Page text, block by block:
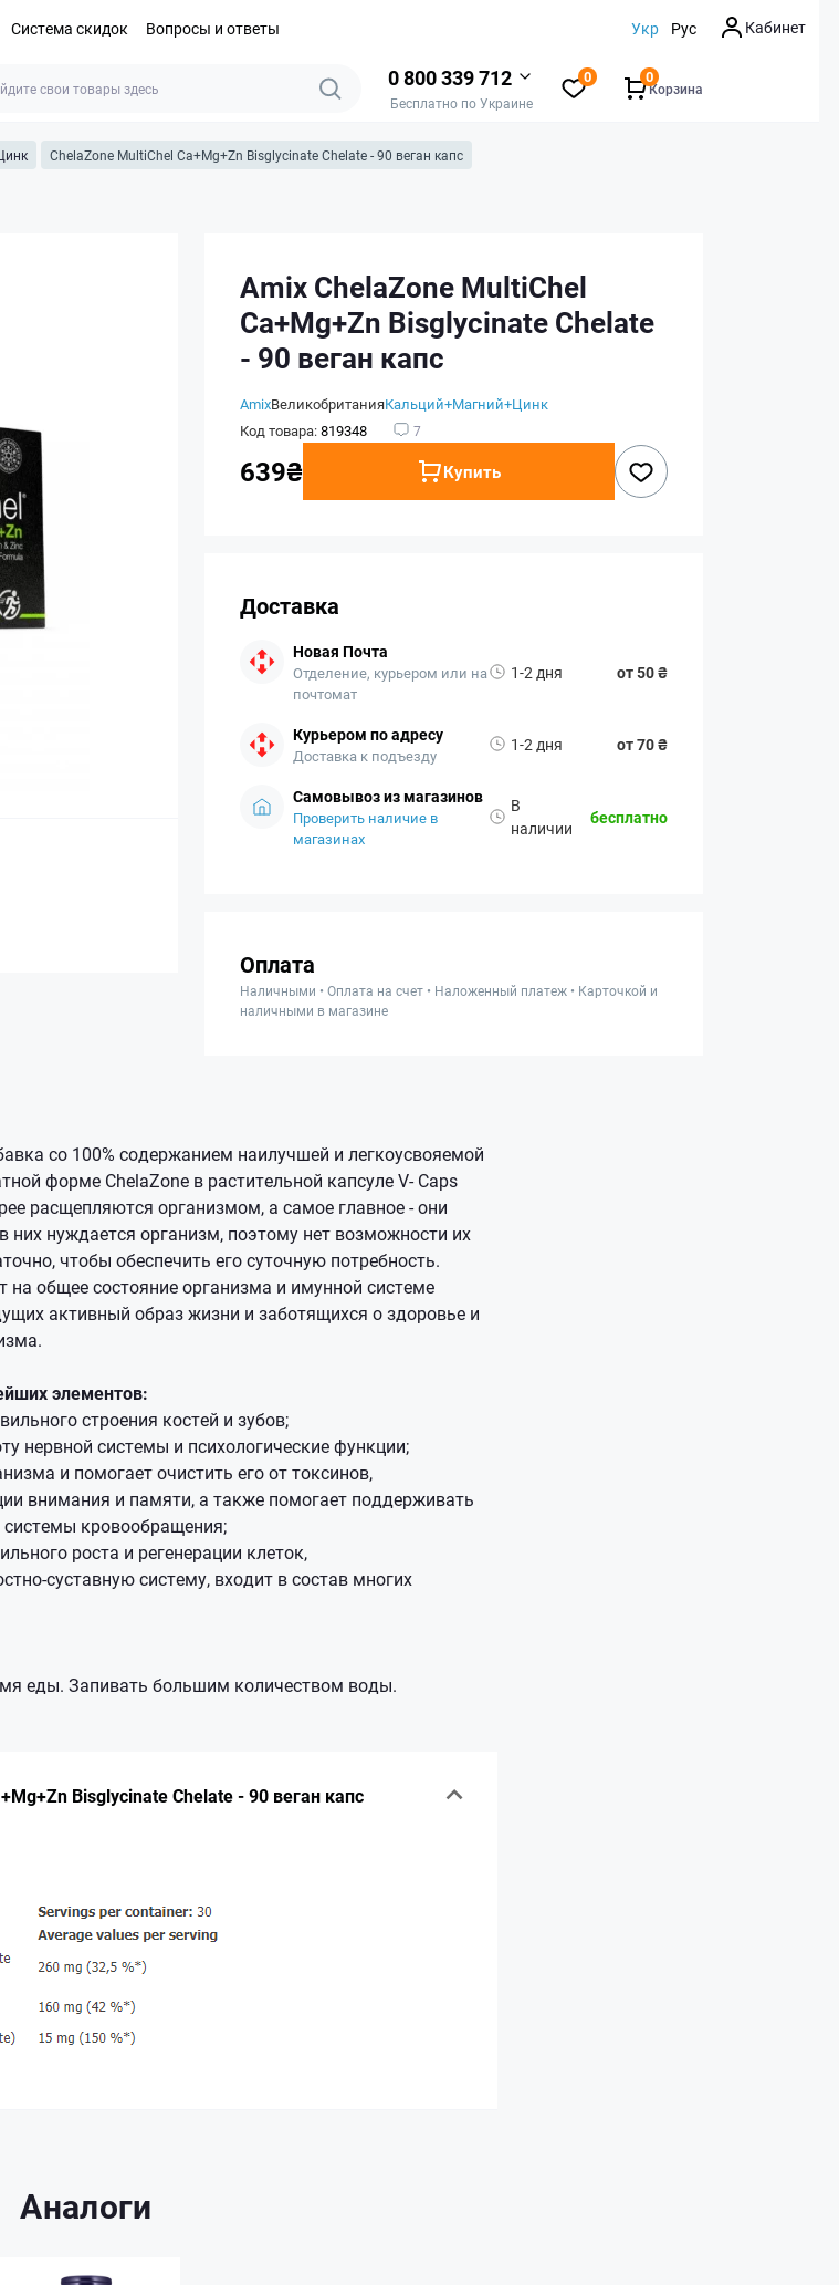
Система скидок Вопросы и ответы Укр Рус Кабинет
0 800 339 712
Бесплатно по Украине
0
Корзина
0
ChelaZone MultiChel Ca+Mg+Zn Bisglycinate Chelate - 90 веган капс
Amix ChelaZone MultiChel
Ca+Mg+Zn Bisglycinate Chelate
- 90 веган капс
AmixВеликобританияКальций+Магний+Цинк
Код товара:819348 7
639₴ Купить
Доставка
Новая Почта
Отделение, курьером или на
почтомат
1-2 дня от 50 ₴
Курьером по адресу
Доставка к подъезду
1-2 дня от 70 ₴
Самовывоз из магазинов
Проверить наличие в
магазинах
В
наличии
бесплатно
Оплата
Наличными • Оплата на счет • Наложенный платеж • Карточкой и
наличными в магазине
со 100% содержанием наилучшей и легкоусвояемой
форме ChelaZone в растительной капсуле V- Caps
расщепляются организмом, а самое главное - они
нуждается организм, поэтому нет возможности их
чтобы обеспечить его суточную потребность.
общее состояние организма и имунной системе
активный образ жизни и заботящихся о здоровье и
элементов:
строения костей и зубов;
нервной системы и психологические функции;
и помогает очистить его от токсинов,
внимания и памяти, а также помогает поддерживать
кровообращения;
роста и регенерации клеток,
суставную систему, входит в состав многих
еды. Запивать большим количеством воды.
Bisglycinate Chelate - 90 веган капс
Аналоги